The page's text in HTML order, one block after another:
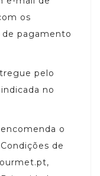
os
pagamento
pelo
no
o
de